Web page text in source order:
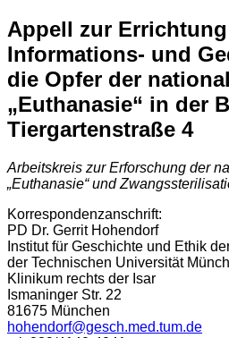
Appell zur
Informations- und
die Opfer der
„Euthanasie“ in der
Tiergartenstraße 4
Arbeitskreis zur Erforschung der
„Euthanasie“ und
Korrespondenzanschrift:
PD Dr. Gerrit Hohendorf
Institut für Geschichte und Ethik
der Technischen Universität
Klinikum rechts der Isar
Ismaninger Str. 22
81675 München
hohendorf@gesch.med.tum.de